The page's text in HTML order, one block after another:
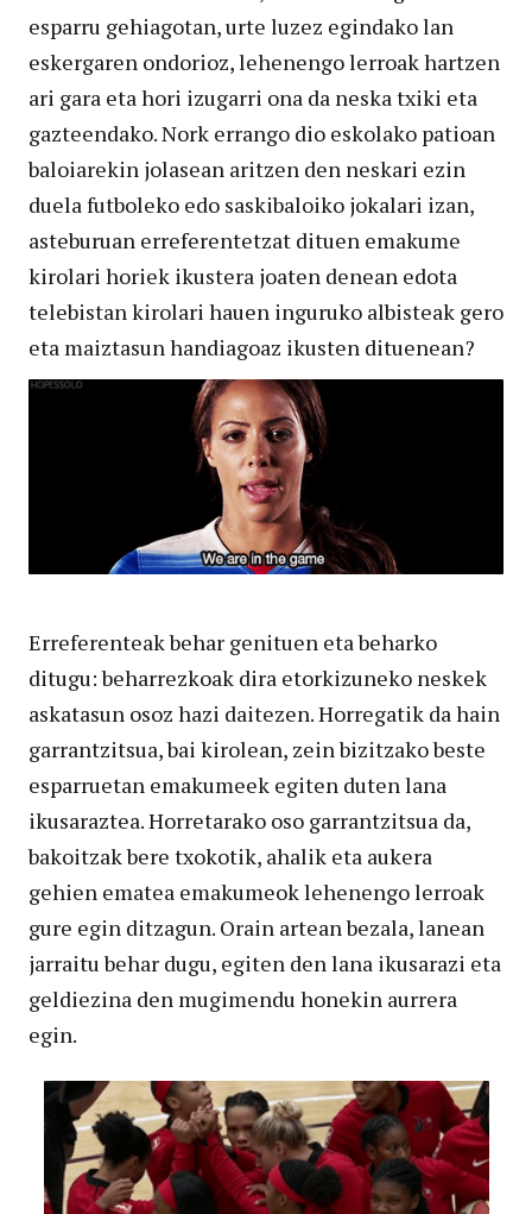
esparru gehiagotan, urte luzez egindako lan
eskergaren ondorioz, lehenengo lerroak hartzen
ari gara eta hori izugarri ona da neska txiki eta
gazteendako. Nork errango dio eskolako patioan
baloiarekin jolasean aritzen den neskari ezin
duela futboleko edo saskibaloiko jokalari izan,
asteburuan erreferentetzat dituen emakume
kirolari horiek ikustera joaten denean edota
telebistan kirolari hauen inguruko albisteak gero
eta maiztasun handiagoaz ikusten dituenean?
Erreferenteak behar genituen eta beharko
ditugu: beharrezkoak dira etorkizuneko neskek
askatasun osoz hazi daitezen. Horregatik da hain
garrantzitsua, bai kirolean, zein bizitzako beste
esparruetan emakumeek egiten duten lana
ikusaraztea. Horretarako oso garrantzitsua da,
bakoitzak bere txokotik, ahalik eta aukera
gehien ematea emakumeok lehenengo lerroak
gure egin ditzagun. Orain artean bezala, lanean
jarraitu behar dugu, egiten den lana ikusarazi eta
geldiezina den mugimendu honekin aurrera
egin.